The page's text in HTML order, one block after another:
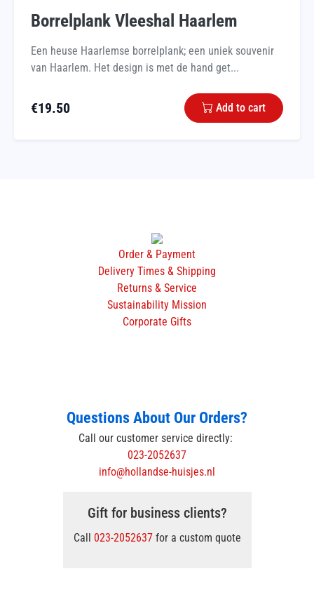
Borrelplank Vleeshal Haarlem
Een heuse Haarlemse borrelplank; een uniek souvenir
van Haarlem. Het design is met de hand get...
€19.50 Add to cart
Order & Payment
Delivery Times & Shipping
Returns & Service
Sustainability Mission
Corporate Gifts
Questions About Our Orders?
Call our customer service directly:
023-2052637
info@hollandse-huisjes.nl
Gift for business clients?
Call 023-2052637for a custom quote